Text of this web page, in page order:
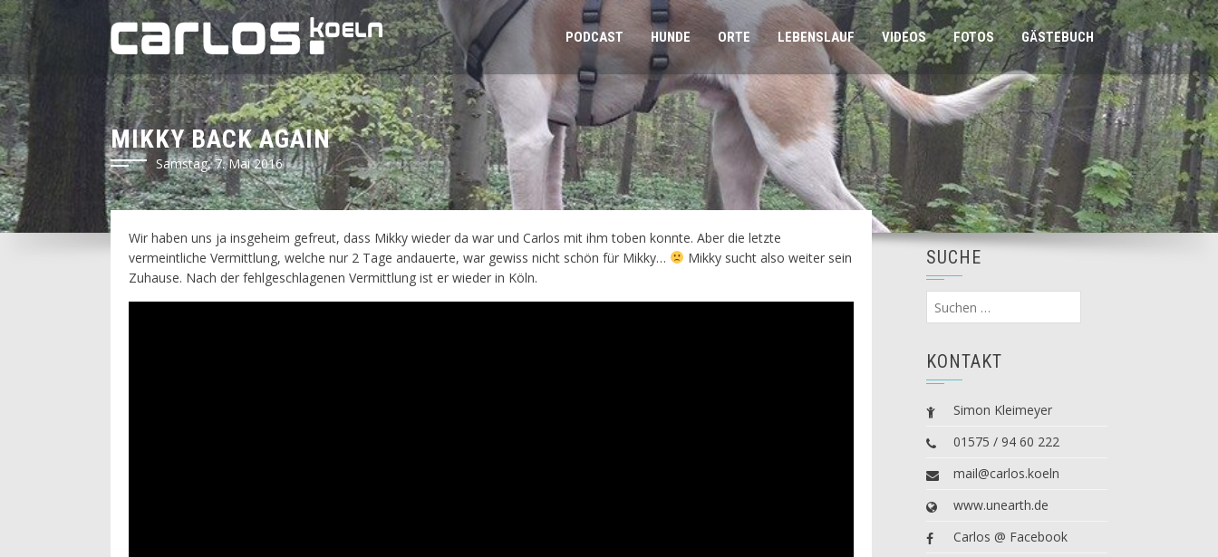
PODCAST HUNDE ORTE LEBENSLAUF VIDEOS FOTOS GÄSTEBUCH
MIKKY BACK AGAIN
Samstag, 7. Mai 2016
Wir haben uns ja insgeheim gefreut, dass Mikky wieder da war und Carlos mit ihm toben konnte. Aber die letzte
vermeintliche Vermittlung, welche nur 2 Tage andauerte, war gewiss nicht schön für Mikky…
Mikky sucht also weiter sein
Zuhause. Nach der fehlgeschlagenen Vermittlung ist er wieder in Köln.
SUCHE
Suchen
nach:
KONTAKT
Simon Kleimeyer
01575 / 94 60 222
mail@carlos.koeln
www.unearth.de
Carlos @ Facebook